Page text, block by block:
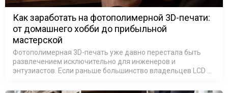
Как заработать на фотополимерной 3D-печати:
от домашнего хобби до прибыльной
мастерской
Фотополимерная 3D-печать уже давно перестала быть
развлечением исключительно для инженеров и
энтузиастов. Если раньше большинство владельцев LCD и
удовольствия, то сегодня ситуация и…